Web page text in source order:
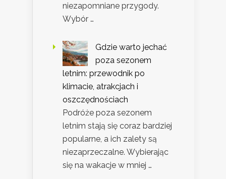
niezapomniane przygody.
Wybór …
Gdzie warto jechać
poza sezonem
letnim: przewodnik po
klimacie, atrakcjach i
oszczędnościach
Podróże poza sezonem
letnim stają się coraz bardziej
popularne, a ich zalety są
niezaprzeczalne. Wybierając
się na wakacje w mniej …